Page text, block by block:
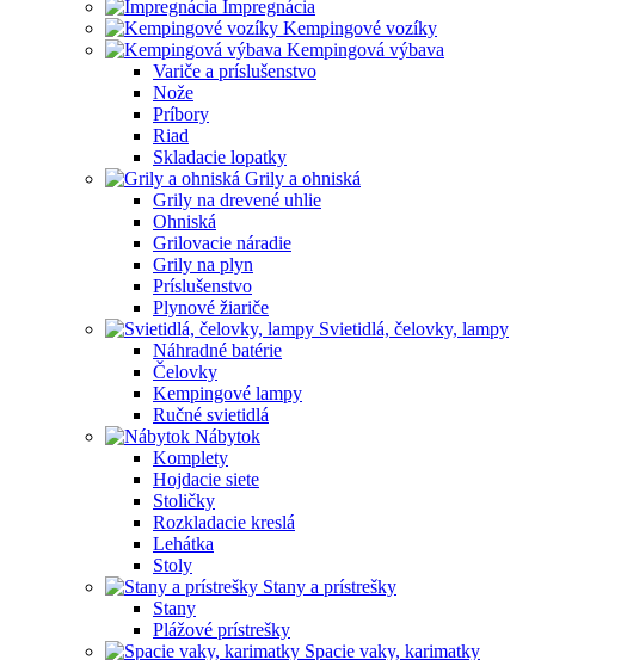
Impregnácia
Kempingové vozíky
Kempingová výbava
Variče a príslušenstvo
Nože
Príbory
Riad
Skladacie lopatky
Grily a ohniská
Grily na drevené uhlie
Ohniská
Grilovacie náradie
Grily na plyn
Príslušenstvo
Plynové žiariče
Svietidlá, čelovky, lampy
Náhradné batérie
Čelovky
Kempingové lampy
Ručné svietidlá
Nábytok
Komplety
Hojdacie siete
Stoličky
Rozkladacie kreslá
Lehátka
Stoly
Stany a prístrešky
Stany
Plážové prístrešky
Spacie vaky, karimatky